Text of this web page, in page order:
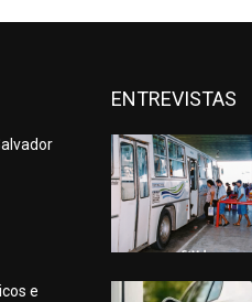
e
ENTREVISTAS